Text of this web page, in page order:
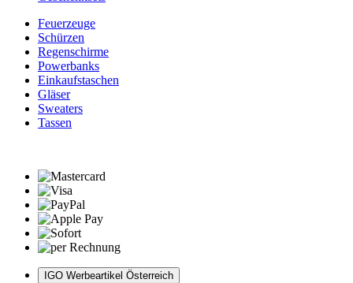
Feuerzeuge
Schürzen
Regenschirme
Powerbanks
Einkaufstaschen
Gläser
Sweaters
Tassen
IGO Werbeartikel Österreich